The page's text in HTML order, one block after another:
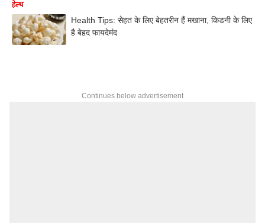
हेल्थ
Health Tips: सेहत के लिए बेहतरीन हैं मखाना, किडनी के लिए
है बेहद फायदेमंद
Continues below advertisement